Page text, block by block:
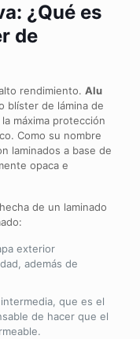
¿Qué es
de
rendimiento. Alu
blíster de lámina de
máxima protección
Como su nombre
laminados a base de
opaca e
de un laminado
exterior
además de
intermedia, que es el
de hacer que el